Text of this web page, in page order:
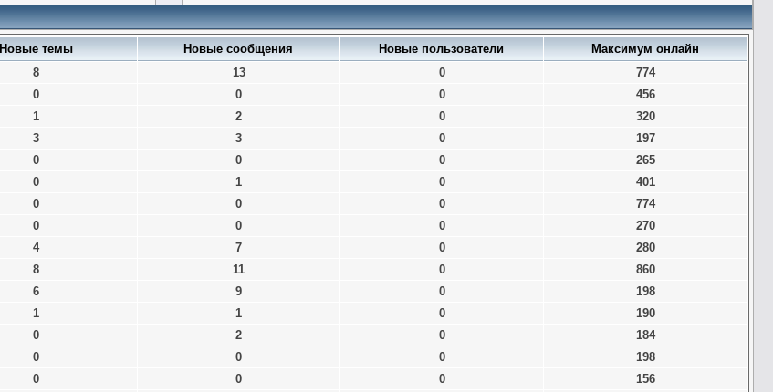
Новые темы Новые сообщения Новые пользователи
Максимум онлайн
8 13 0
774
0 0 0
456
1 2 0
320
3 3 0
197
0 0 0
265
0 1 0
401
0 0 0
774
0 0 0
270
4 7 0
280
8 11 0
860
6 9 0
198
1 1 0
190
0 2 0
184
0 0 0
198
0 0 0
156